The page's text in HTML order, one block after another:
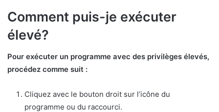
Comment puis-je exécuter
élevé?
Pour exécuter un programme avec des privilèges élevés,
procédez comme suit :
Cliquez avec le bouton droit sur l’icône du
programme ou du raccourci.